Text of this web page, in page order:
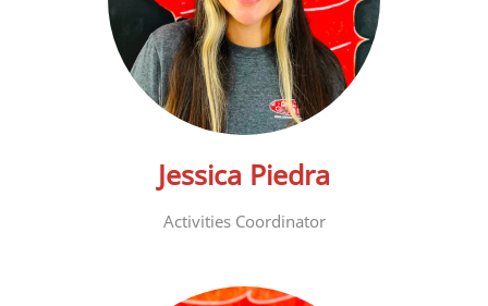
Jessica Piedra
Activities Coordinator